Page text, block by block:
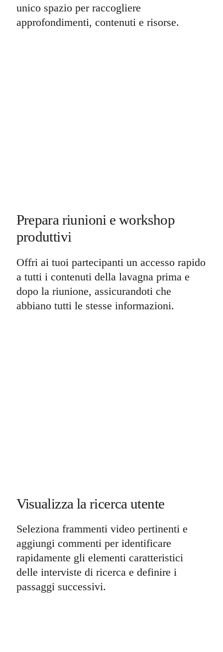
unico spazio per raccogliere
approfondimenti, contenuti e risorse.
Prepara riunioni e workshop
produttivi
Offri ai tuoi partecipanti un accesso rapido
a tutti i contenuti della lavagna prima e
dopo la riunione, assicurandoti che
abbiano tutti le stesse informazioni.
Visualizza la ricerca utente
Seleziona frammenti video pertinenti e
aggiungi commenti per identificare
rapidamente gli elementi caratteristici
delle interviste di ricerca e definire i
passaggi successivi.